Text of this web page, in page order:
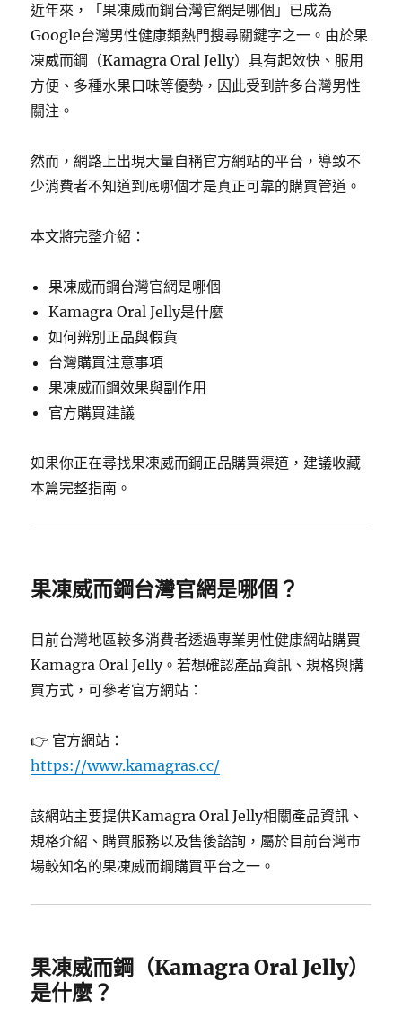
近年來，「果凍威而鋼台灣官網是哪個」已成為
Google台灣男性健康類熱門搜尋關鍵字之一。由於果
凍威而鋼（Kamagra Oral Jelly）具有起效快、服用
方便、多種水果口味等優勢，因此受到許多台灣男性
關注。
然而，網路上出現大量自稱官方網站的平台，導致不
少消費者不知道到底哪個才是真正可靠的購買管道。
本文將完整介紹：
果凍威而鋼台灣官網是哪個
Kamagra Oral Jelly是什麼
如何辨別正品與假貨
台灣購買注意事項
果凍威而鋼效果與副作用
官方購買建議
如果你正在尋找果凍威而鋼正品購買渠道，建議收藏
本篇完整指南。
果凍威而鋼台灣官網是哪個？
目前台灣地區較多消費者透過專業男性健康網站購買
Kamagra Oral Jelly。若想確認產品資訊、規格與購
買方式，可參考官方網站：
👉 官方網站：
https://www.kamagras.cc/
該網站主要提供Kamagra Oral Jelly相關產品資訊、
規格介紹、購買服務以及售後諮詢，屬於目前台灣市
場較知名的果凍威而鋼購買平台之一。
果凍威而鋼（Kamagra Oral Jelly）
是什麼？